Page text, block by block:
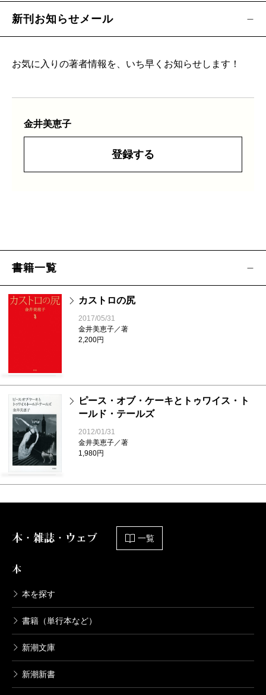
新刊お知らせメール
お気に入りの著者情報を、いち早くお知らせします！
金井美恵子
登録する
書籍一覧
カストロの尻
2017/05/31
金井美恵子／著
2,200円
ピース・オブ・ケーキとトゥワイス・ト
ールド・テールズ
2012/01/31
金井美恵子／著
1,980円
本・雑誌・ウェブ 一覧
本
本を探す
書籍（単行本など）
新潮文庫
新潮新書